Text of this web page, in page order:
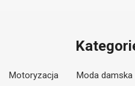
Motoryzacja Moda damska